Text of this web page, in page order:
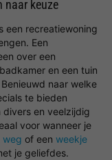
naar keuze
een recreatiewoning
Een
over een
en een tuin
naar welke
te bieden
divers en veelzijdig
voor wanneer je
weg of een weekje
je geliefdes.